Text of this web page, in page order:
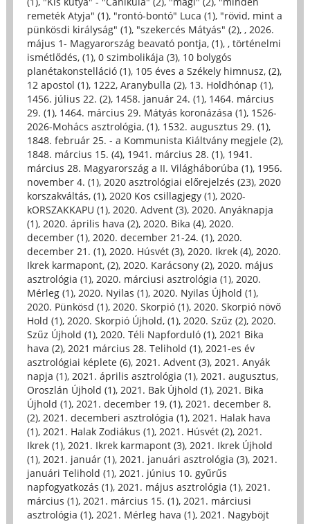
remeték Atyja" (1), "rontó-bontó" Luca (1), "rövid, mint a
pünkösdi királyság" (1), "szekercés Mátyás" (2), , 2026.
május 1- Magyarország beavató pontja, (1), , történelmi
ismétlődés, (1), 0 szimbolikája (3), 10 bolygós
planétakonstelláció (1), 105 éves a Székely himnusz, (2),
12 apostol (1), 1222, Aranybulla (2), 13. Holdhónap (1),
1456. július 22. (2), 1458. január 24. (1), 1464. március
29. (1), 1464. március 29. Mátyás koronázása (1), 1526-
2026-Mohács asztrológia, (1), 1532. augusztus 29. (1),
1848. február 25. - a Kommunista Kiáltvány megjele (2),
1848. március 15. (4), 1941. március 28. (1), 1941.
március 28. Magyarország a II. Világháborúba (1), 1956.
november 4. (1), 2020 asztrológiai előrejelzés (23), 2020
korszakváltás, (1), 2020 Kos csillagjegy (1), 2020-
kORSZAKKAPU (1), 2020. Advent (3), 2020. Anyáknapja
(1), 2020. április hava (2), 2020. Bika (4), 2020.
december (1), 2020. december 21-24. (1), 2020.
december 21. (1), 2020. Húsvét (3), 2020. Ikrek (4), 2020.
Ikrek karmapont, (2), 2020. Karácsony (2), 2020. május
asztrológia (1), 2020. márciusi asztrológia (1), 2020.
Mérleg (1), 2020. Nyilas (1), 2020. Nyilas Újhold (1),
2020. Pünkösd (1), 2020. Skorpió (1), 2020. Skorpió növő
Hold (1), 2020. Skorpió Újhold, (1), 2020. Szűz (2), 2020.
Szűz Újhold (1), 2020. Téli Napforduló (1), 2021 Bika
hava (2), 2021 március 28. Telihold (1), 2021-es év
asztrológiai képlete (6), 2021. Advent (3), 2021. Anyák
napja (1), 2021. április asztrológia (1), 2021. augusztus,
Oroszlán Újhold (1), 2021. Bak Újhold (1), 2021. Bika
Újhold (1), 2021. december 19, (1), 2021. december 8.
(2), 2021. decemberi asztrológia (1), 2021. Halak hava
(1), 2021. Halak Zodiákus (1), 2021. Húsvét (2), 2021.
Ikrek (1), 2021. Ikrek karmapont (3), 2021. Ikrek Újhold
(1), 2021. január (1), 2021. januári asztrológia (3), 2021.
januári Telihold (1), 2021. június 10. gyűrűs
napfogyatkozás (1), 2021. május asztrológia (1), 2021.
március (1), 2021. március 15. (1), 2021. márciusi
asztrológia (1), 2021. Mérleg hava (1), 2021. Nagyböjt